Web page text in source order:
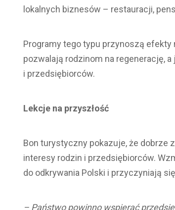
lokalnych biznesów – restauracji,
Programy tego typu przynoszą efekty
pozwalają rodzinom na regenerację,
i przedsiębiorców.
Lekcje na przyszłość
Bon turystyczny pokazuje, że dobrze
interesy rodzin i przedsiębiorców.
do odkrywania Polski i przyczyniają
– Państwo powinno wspierać